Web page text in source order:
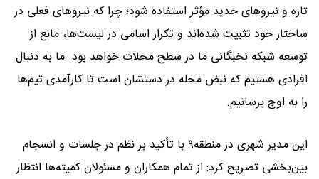
تازه و نیروهای جدید مؤثر استفاده شود؛ چرا که نیروهای فعلی در
ساختار خود تثبیت شده‌اند و تکرار اسامی در لیست‌ها، مانع از
توسعه شبکه نخبگانی ما در سطح محلات خواهد بود. ما به دنبال
افرادی هستیم که نبض محله در دستشان است تا کارآمدی تیم‌ها
را به اوج برسانیم.
این مدیر شهری در منطقه۹ با تأکید بر نظم در جلسات و انسجام
بین‌بخشی تصریح کرد: از تمام همکاران و مسئولان کمیته‌ها انتظار